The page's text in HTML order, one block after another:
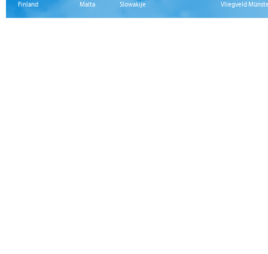
Finland Malta Slowakije Vliegveld